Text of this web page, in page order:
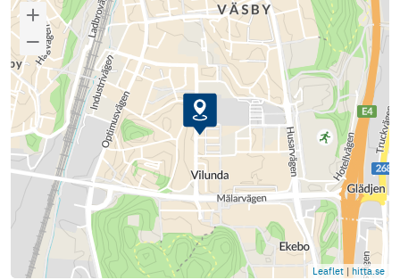
Leaflet | hitta.se